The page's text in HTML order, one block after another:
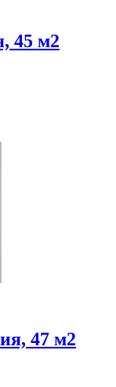
45 м2
47 м2